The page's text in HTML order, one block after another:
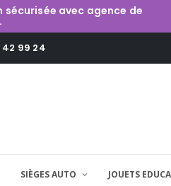
sécurisée avec agence de
99 24
SIÈGES AUTO JOUETS